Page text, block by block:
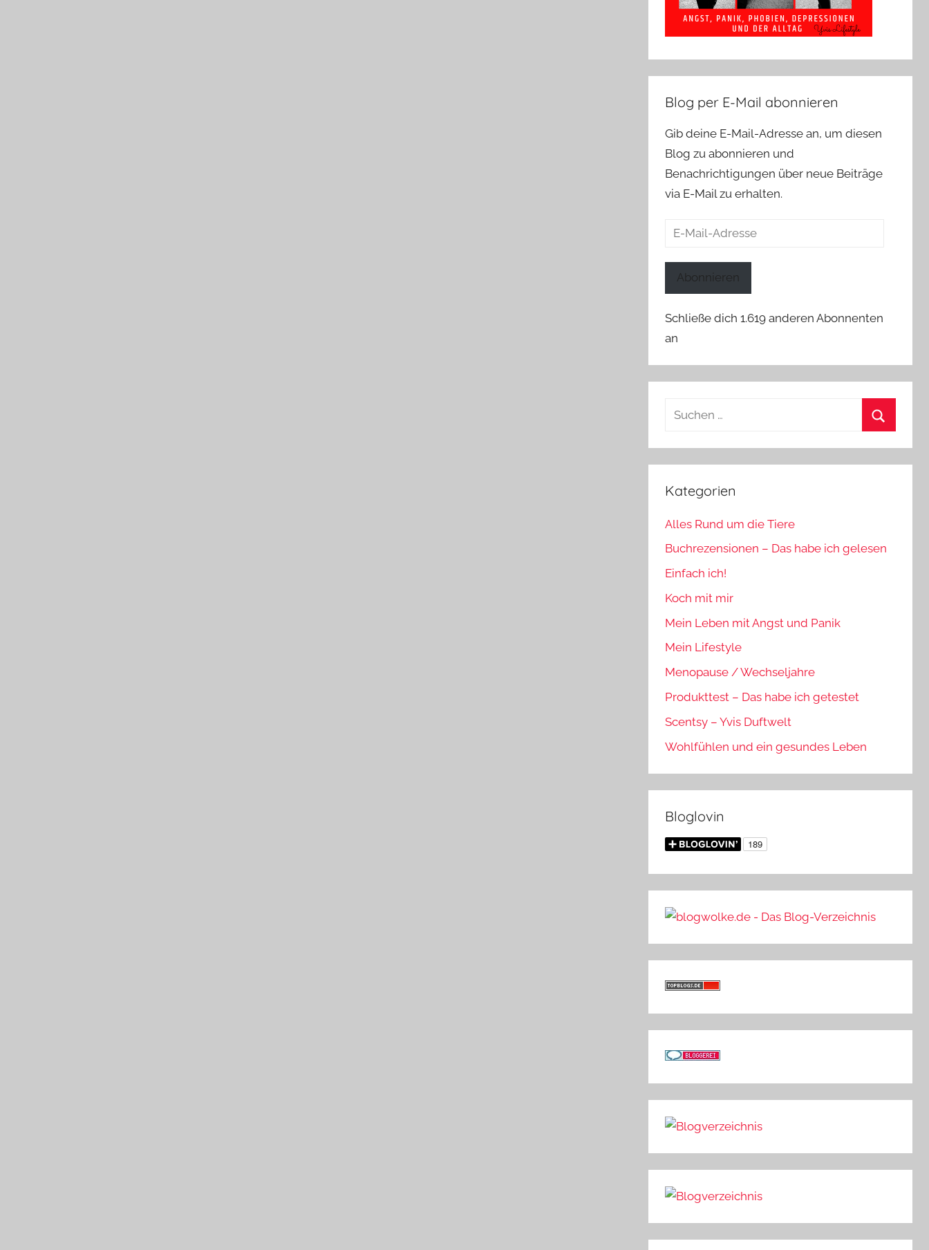
Blog per E-Mail abonnieren
Gib deine E-Mail-Adresse an, um diesen
Blog zu abonnieren und
Benachrichtigungen über neue Beiträge
via E-Mail zu erhalten.
E-
Abonnieren
Schließe dich 1.619 anderen Abonnenten
an
Suchen
Kategorien
Alles Rund um die Tiere
Buchrezensionen – Das habe ich gelesen
Einfach ich!
Koch mit mir
Mein Leben mit Angst und Panik
Mein Lifestyle
Menopause / Wechseljahre
Produkttest – Das habe ich getestet
Scentsy – Yvis Duftwelt
Wohlfühlen und ein gesundes Leben
Bloglovin